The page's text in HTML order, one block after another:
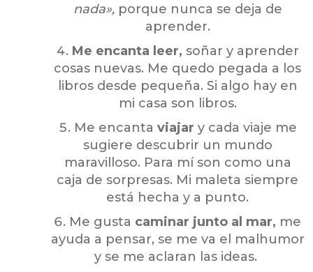
nada», porque nunca se deja de
aprender.
Me encanta leer, soñar y aprender
cosas nuevas. Me quedo pegada a los
libros desde pequeña. Si algo hay en
mi casa son libros.
Me encanta viajar y cada viaje me
sugiere descubrir un mundo
maravilloso. Para mí son como una
caja de sorpresas. Mi maleta siempre
está hecha y a punto.
Me gusta caminar junto al mar, me
ayuda a pensar, se me va el malhumor
y se me aclaran las ideas.